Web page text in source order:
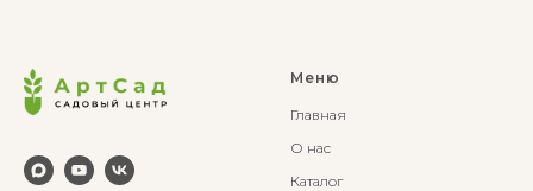
Меню
Главная
О нас
Каталог